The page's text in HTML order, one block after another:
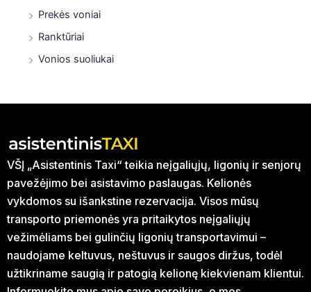
Prekės voniai
Ranktūriai
Vonios suoliukai
VŠĮ „Asistentinis Taxi“ teikia neįgaliųjų, ligonių ir senjorų
pavežėjimo bei asistavimo paslaugas. Kelionės
vykdomos su išankstine rezervacija. Visos mūsų
transporto priemonės yra pritaikytos neįgaliųjų
vežimėliams bei gulinčių ligonių transportavimui –
naudojame keltuvus, neštuvus ir saugos diržus, todėl
užtikriname saugią ir patogią kelionę kiekvienam klientui.